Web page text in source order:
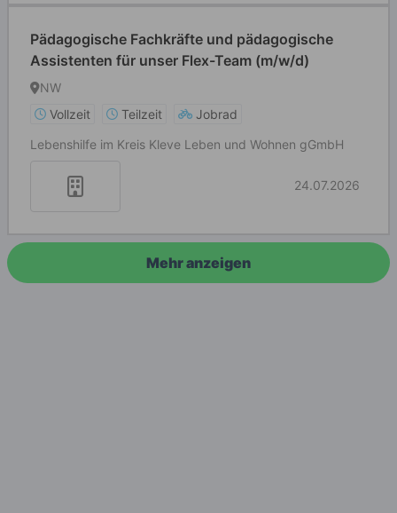
Pädagogische Fachkräfte und pädagogische
Assistenten für unser Flex-Team (m/w/d)
NW
Vollzeit
Teilzeit
Jobrad
Lebenshilfe im Kreis Kleve Leben und Wohnen gGmbH
24.07.2026
Mehr anzeigen